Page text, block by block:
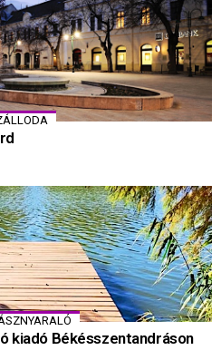
kiadó Békésszentandráson